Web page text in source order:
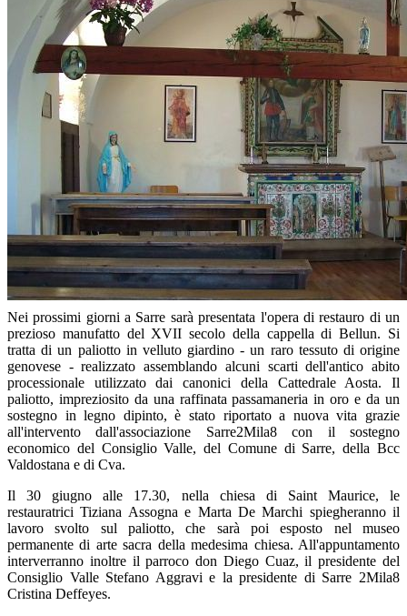
Nei prossimi giorni a Sarre sarà presentata l'opera di restauro di un
prezioso manufatto del XVII secolo della cappella di Bellun. Si
tratta di un paliotto in velluto giardino - un raro tessuto di origine
genovese - realizzato assemblando alcuni scarti dell'antico abito
processionale utilizzato dai canonici della Cattedrale Aosta. Il
paliotto, impreziosito da una raffinata passamaneria in oro e da un
sostegno in legno dipinto, è stato riportato a nuova vita grazie
all'intervento dall'associazione Sarre2Mila8 con il sostegno
economico del Consiglio Valle, del Comune di Sarre, della Bcc
Valdostana e di Cva.
Il 30 giugno alle 17.30, nella chiesa di Saint Maurice, le
restauratrici Tiziana Assogna e Marta De Marchi spiegheranno il
lavoro svolto sul paliotto, che sarà poi esposto nel museo
permanente di arte sacra della medesima chiesa. All'appuntamento
interverranno inoltre il parroco don Diego Cuaz, il presidente del
Consiglio Valle Stefano Aggravi e la presidente di Sarre 2Mila8
Cristina Deffeyes.